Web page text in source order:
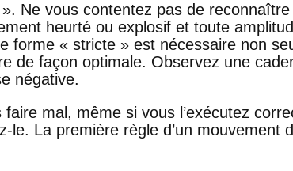
Ne vous contentez pas de reconnaître
heurté ou explosif et toute
forme « stricte » est nécessaire non
de façon optimale. Observez une
négative.
mal, même si vous l’exécutez
La première règle d’un mouvement